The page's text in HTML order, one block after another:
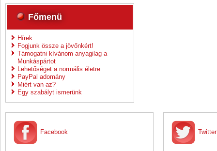
Főmenü
Hírek
Fogjunk össze a jövőnkért!
Támogatni kívánom anyagilag a
Munkáspártot
Lehetőséget a normális életre
PayPal adomány
Miért van az?
Egy szabályt ismerünk
Facebook Twitter